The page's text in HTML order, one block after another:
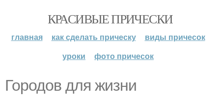
КРАСИВЫЕ ПРИЧЕСКИ
главная как сделать прическу
виды причесок
уроки
фото причесок
Городов для жизни